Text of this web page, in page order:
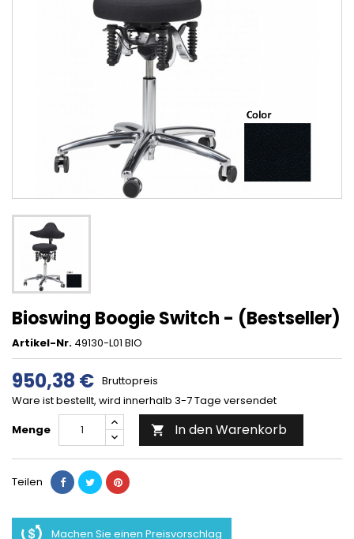
Bioswing Boogie Switch - (Bestseller)
Artikel-Nr. 49130-L01 BIO
950,38 € Bruttopreis
Ware ist bestellt, wird innerhalb 3-7 Tage versendet
Menge
 In den Warenkorb
Teilen
Machen Sie einen Preisvorschlag